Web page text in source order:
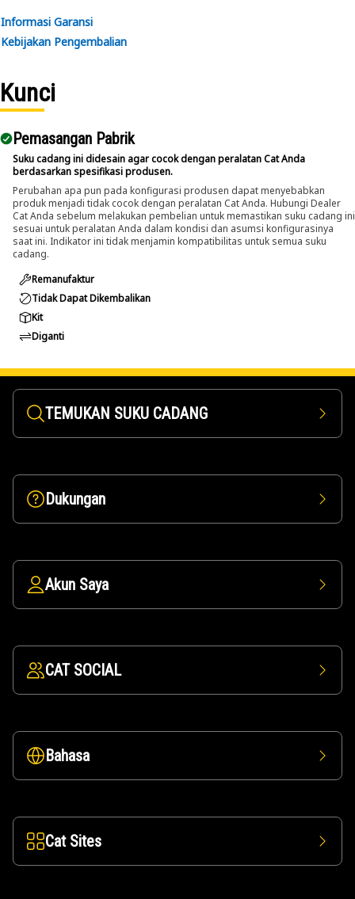
Informasi Garansi
Kebijakan Pengembalian
Kunci
Pemasangan Pabrik
Suku cadang ini didesain agar cocok dengan peralatan Cat Anda
berdasarkan spesifikasi produsen.
Perubahan apa pun pada konfigurasi produsen dapat menyebabkan
produk menjadi tidak cocok dengan peralatan Cat Anda. Hubungi Dealer
Cat Anda sebelum melakukan pembelian untuk memastikan suku cadang ini
sesuai untuk peralatan Anda dalam kondisi dan asumsi konfigurasinya
saat ini. Indikator ini tidak menjamin kompatibilitas untuk semua suku
cadang.
Remanufaktur
Tidak Dapat Dikembalikan
Kit
Diganti
TEMUKAN SUKU CADANG
Dukungan
Akun Saya
CAT SOCIAL
Bahasa
Cat Sites